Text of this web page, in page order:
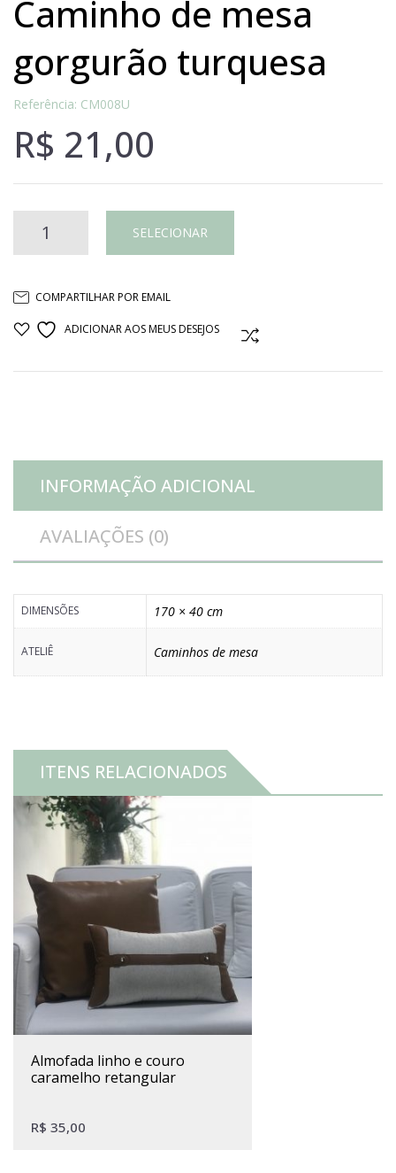
caminho de mesa
gorgurão turquesa
Referência: CM008U
R$ 21,00
Caminho
mesa
SELECIONAR
COMPARTILHAR POR EMAIL
ADICIONAR AOS MEUS DESEJOS
INFORMAÇÃO ADICIONAL
AVALIAÇÕES (0)
DIMENSÕES 170 × 40 cm
ATELIÊ Caminhos de mesa
ITENS RELACIONADOS
almofada linho e couro
caramelho retangular
R$ 35,00